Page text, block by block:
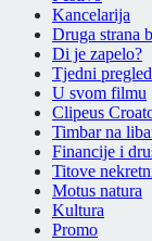
Kancelarija
Druga strana
Di je zapelo?
Tjedni pregled
U svom filmu
Clipeus
Timbar na
Financije i
Titove
Motus natura
Kultura
Promo